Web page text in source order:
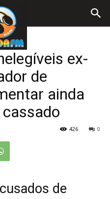
ex-
de
ainda
0
426
de